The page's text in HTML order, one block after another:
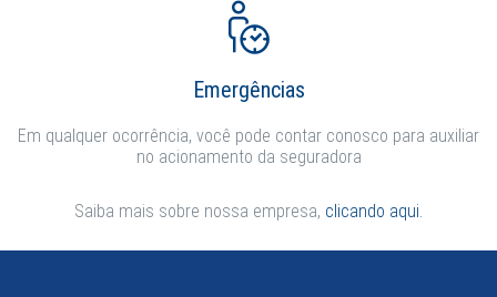
Emergências
Em qualquer ocorrência, você pode contar conosco para auxiliar
no acionamento da seguradora
Saiba mais sobre nossa empresa, clicando aqui.